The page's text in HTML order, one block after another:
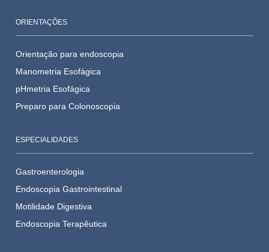
ORIENTAÇÕES
Orientação para endoscopia
Manometria Esofágica
pHmetria Esofágica
Preparo para Colonoscopia
ESPECIALIDADES
Gastroenterologia
Endoscopia Gastrointestinal
Motilidade Digestiva
Endoscopia Terapêutica